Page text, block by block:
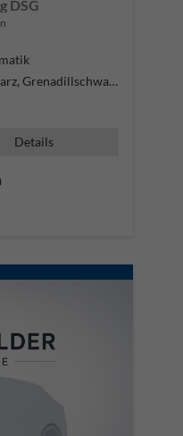
DSG
Schwarz, Grenadillschwarz Metall
Details